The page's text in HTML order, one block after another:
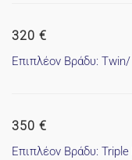
320 €
Επιπλέον Βράδυ:
350 €
Επιπλέον Βράδυ: